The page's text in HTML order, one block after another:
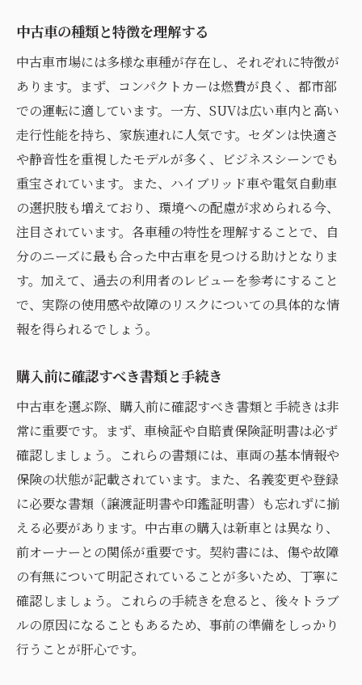
試乗時に確認すべきポイント
購入前に専門家に相談する理由
車両価格の妥当性を見極める
保証内容の確認事項
購入後のメンテナンス計画
中古車市場で初心者が気をつけるべき注意点
市場のトレンドを理解する
人気車種とそのリスク
中古車詐欺を防ぐための対策
オンライン情報の信頼性を見極める
初めての交渉で失敗しないための心構え
中古車購入時に役立つ専門知識とアドバイス
車両の機械的知識の基礎
法的手続きとその重要性
ディーラーから学ぶべき知識
中古車査定基準の理解
リセールバリューを考慮する理由
購入後のカスタマイズ方法
信頼できる中古車ディーラーの見分け方
ディーラーの評判を確認する方法
長期間の実績の重要性
透明性のある取引を実現するには
中古車の種類と特徴を理解する
中古車市場には多様な車種が存在し、それぞれに特徴が
あります。まず、コンパクトカーは燃費が良く、都市部
での運転に適しています。一方、SUVは広い車内と高い
走行性能を持ち、家族連れに人気です。セダンは快適さ
や静音性を重視したモデルが多く、ビジネスシーンでも
重宝されています。また、ハイブリッド車や電気自動車
の選択肢も増えており、環境への配慮が求められる今、
注目されています。各車種の特性を理解することで、自
分のニーズに最も合った中古車を見つける助けとなりま
す。加えて、過去の利用者のレビューを参考にすること
で、実際の使用感や故障のリスクについての具体的な情
報を得られるでしょう。
購入前に確認すべき書類と手続き
中古車を選ぶ際、購入前に確認すべき書類と手続きは非
常に重要です。まず、車検証や自賠責保険証明書は必ず
確認しましょう。これらの書類には、車両の基本情報や
保険の状態が記載されています。また、名義変更や登録
に必要な書類（譲渡証明書や印鑑証明書）も忘れずに揃
える必要があります。中古車の購入は新車とは異なり、
前オーナーとの関係が重要です。契約書には、傷や故障
の有無について明記されていることが多いため、丁寧に
確認しましょう。これらの手続きを怠ると、後々トラブ
ルの原因になることもあるため、事前の準備をしっかり
行うことが肝心です。